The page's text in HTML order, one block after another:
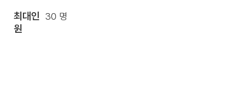
최대인
원
30 명